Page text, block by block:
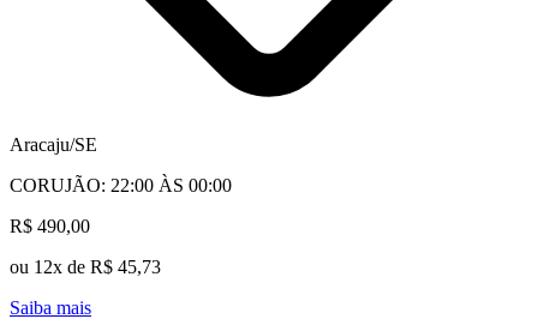
Aracaju/SE
CORUJÃO: 22:00 ÀS 00:00
R$ 490,00
ou 12x de R$ 45,73
Saiba mais